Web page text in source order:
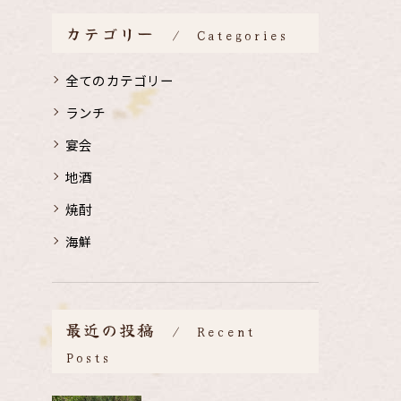
カテゴリー Categories
全てのカテゴリー
ランチ
宴会
地酒
焼酎
海鮮
最近の投稿
Recent
Posts